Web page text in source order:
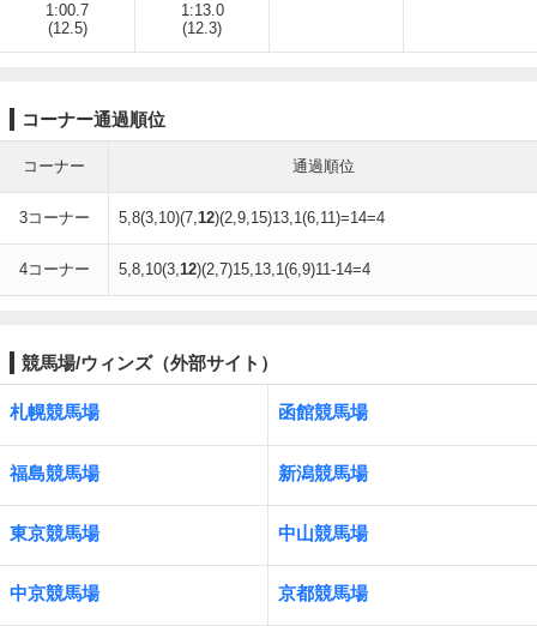
1:00.7
(12.5)
1:13.0
(12.3)
コーナー通過順位
コーナー 通過順位
3コーナー 5,8(3,10)(7,12)(2,9,15)13,1(6,11)=14=4
4コーナー 5,8,10(3,12)(2,7)15,13,1(6,9)11-14=4
競馬場/ウィンズ（外部サイト）
札幌競馬場 函館競馬場
福島競馬場 新潟競馬場
東京競馬場 中山競馬場
中京競馬場 京都競馬場